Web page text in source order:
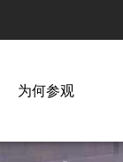
为何参观